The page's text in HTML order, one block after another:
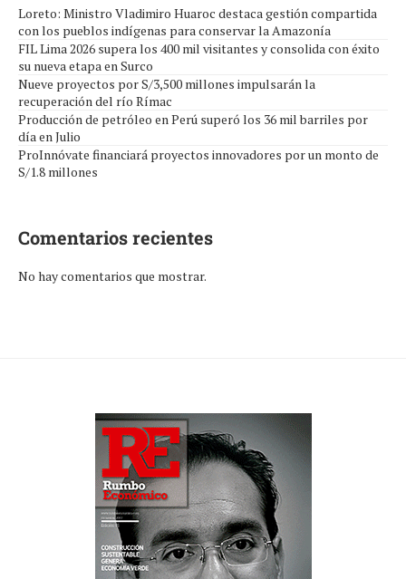
Loreto: Ministro Vladimiro Huaroc destaca gestión compartida
con los pueblos indígenas para conservar la Amazonía
FIL Lima 2026 supera los 400 mil visitantes y consolida con éxito
su nueva etapa en Surco
Nueve proyectos por S/3,500 millones impulsarán la
recuperación del río Rímac
Producción de petróleo en Perú superó los 36 mil barriles por
día en Julio
ProInnóvate financiará proyectos innovadores por un monto de
S/1.8 millones
Comentarios recientes
No hay comentarios que mostrar.